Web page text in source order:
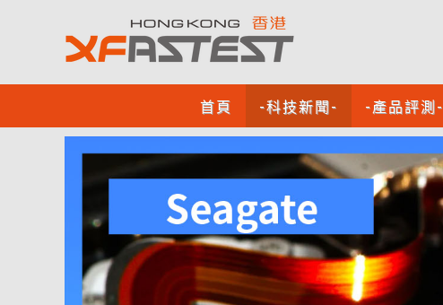
首頁 -科技新聞- -產品評測-